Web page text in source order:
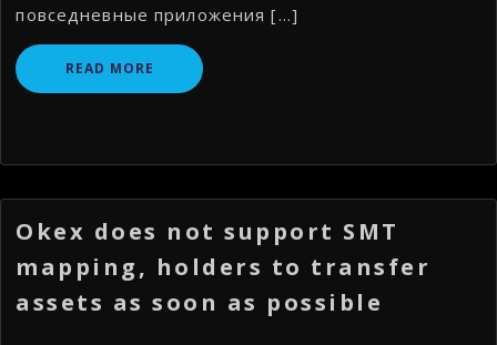
повседневные приложения […]
READ MORE
Okex does not support SMT
mapping, holders to transfer
assets as soon as possible